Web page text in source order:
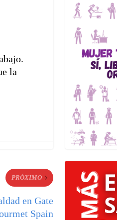
la
PRÓXIMO
en Gate
Spain